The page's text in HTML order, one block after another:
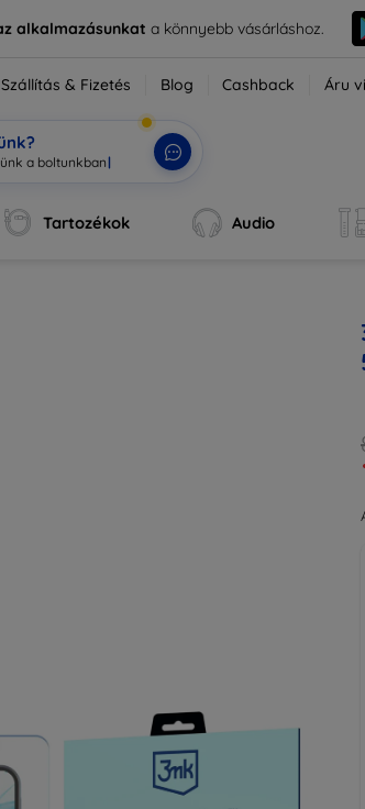
alkalmazásunkata könnyebb vásárláshoz.
Szállítás & Fizetés Blog Cashback Áru
Tartozékok Audio